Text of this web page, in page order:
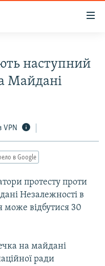
наступний
Майдані
VPN
в Google
протесту проти
Незалежності в
може відбутися 30
на майдані
ради